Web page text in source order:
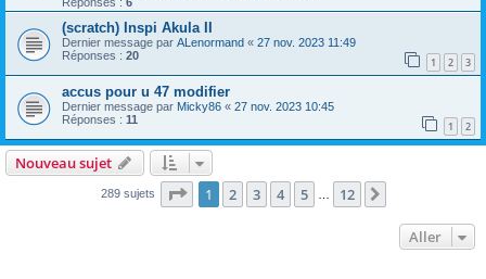
(scratch) Inspi Akula II
Dernier message par ALenormand « 27 nov. 2023 11:49
Réponses : 20 1 2 3
accus pour u 47 modifier
Dernier message par Micky86 « 27 nov. 2023 10:45
Réponses : 11 1 2
Nouveau sujet
289 sujets Page 1sur12
1 2 3 4 5 12
Aller